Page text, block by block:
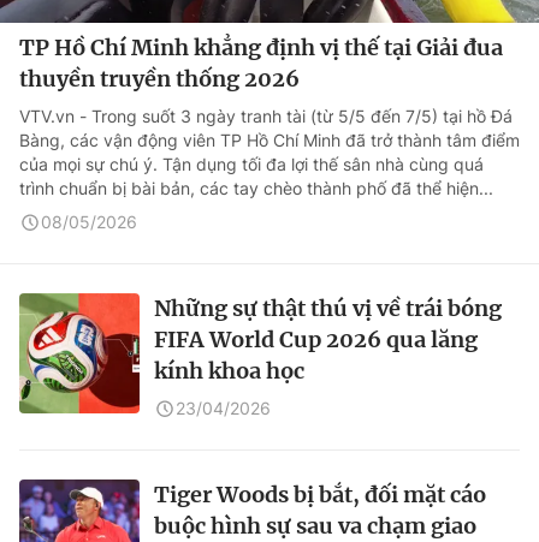
TP Hồ Chí Minh khẳng định vị thế tại Giải đua
thuyền truyền thống 2026
VTV.vn - Trong suốt 3 ngày tranh tài (từ 5/5 đến 7/5) tại hồ Đá
Bàng, các vận động viên TP Hồ Chí Minh đã trở thành tâm điểm
của mọi sự chú ý. Tận dụng tối đa lợi thế sân nhà cùng quá
trình chuẩn bị bài bản, các tay chèo thành phố đã thể hiện...
08/05/2026
Những sự thật thú vị về trái bóng
FIFA World Cup 2026 qua lăng
kính khoa học
23/04/2026
Tiger Woods bị bắt, đối mặt cáo
buộc hình sự sau va chạm giao